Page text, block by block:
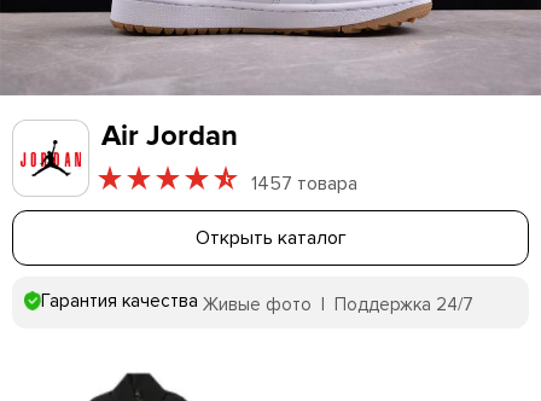
Air Jordan
1457 товара
Открыть каталог
Гарантия качества Живые фото | Поддержка 24/7